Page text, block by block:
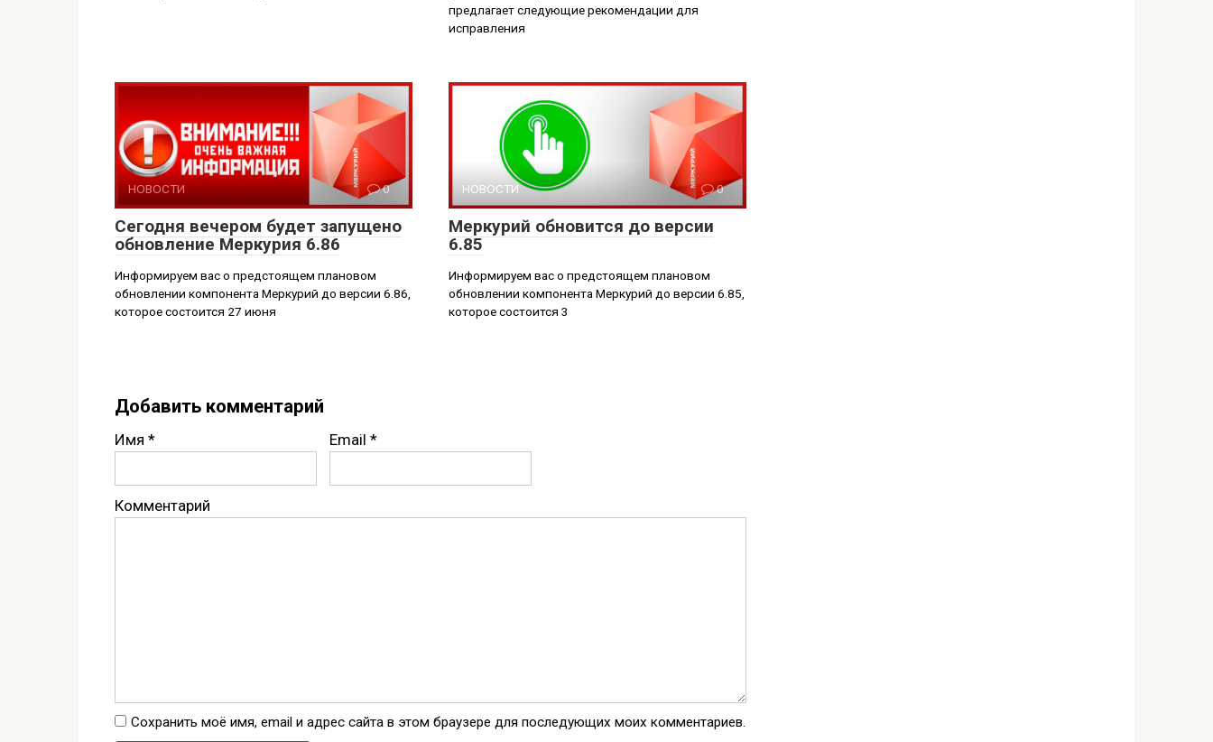
предлагает следующие рекомендации для
исправления
НОВОСТИ 0
Сегодня вечером будет запущено
обновление Меркурия 6.86
Информируем вас о предстоящем плановом
обновлении компонента Меркурий до версии 6.86,
которое состоится 27 июня
НОВОСТИ 0
Меркурий обновится до версии
6.85
Информируем вас о предстоящем плановом
обновлении компонента Меркурий до версии 6.85,
которое состоится 3
Добавить комментарий
Имя * Email *
Комментарий
Сохранить моё имя, email и адрес сайта в этом браузере для последующих моих комментариев.